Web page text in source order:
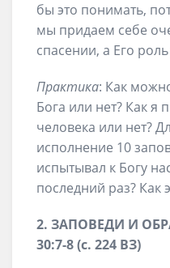
бы это понимать,
мы придаем себе
спасении, а Его
Практика: Как
Бога или нет? Как
человека или нет?
исполнение 10
испытывал к Богу
последний раз? Как
2. ЗАПОВЕДИ И
30:7-8 (с. 224 ВЗ)